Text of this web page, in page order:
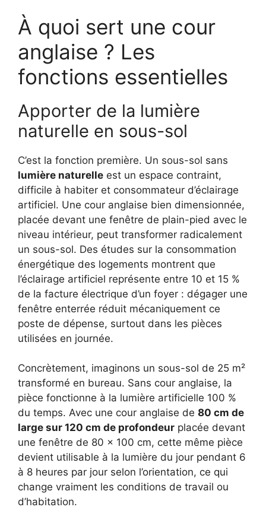
À quoi sert une cour
anglaise ? Les
fonctions essentielles
Apporter de la lumière
naturelle en sous-sol
C’est la fonction première. Un sous-sol sans
lumière naturelle est un espace contraint,
difficile à habiter et consommateur d’éclairage
artificiel. Une cour anglaise bien dimensionnée,
placée devant une fenêtre de plain-pied avec le
niveau intérieur, peut transformer radicalement
un sous-sol. Des études sur la consommation
énergétique des logements montrent que
l’éclairage artificiel représente entre 10 et 15 %
de la facture électrique d’un foyer : dégager une
fenêtre enterrée réduit mécaniquement ce
poste de dépense, surtout dans les pièces
utilisées en journée.
Concrètement, imaginons un sous-sol de 25 m²
transformé en bureau. Sans cour anglaise, la
pièce fonctionne à la lumière artificielle 100 %
du temps. Avec une cour anglaise de 80 cm de
large sur 120 cm de profondeur placée devant
une fenêtre de 80 × 100 cm, cette même pièce
devient utilisable à la lumière du jour pendant 6
à 8 heures par jour selon l’orientation, ce qui
change vraiment les conditions de travail ou
d’habitation.